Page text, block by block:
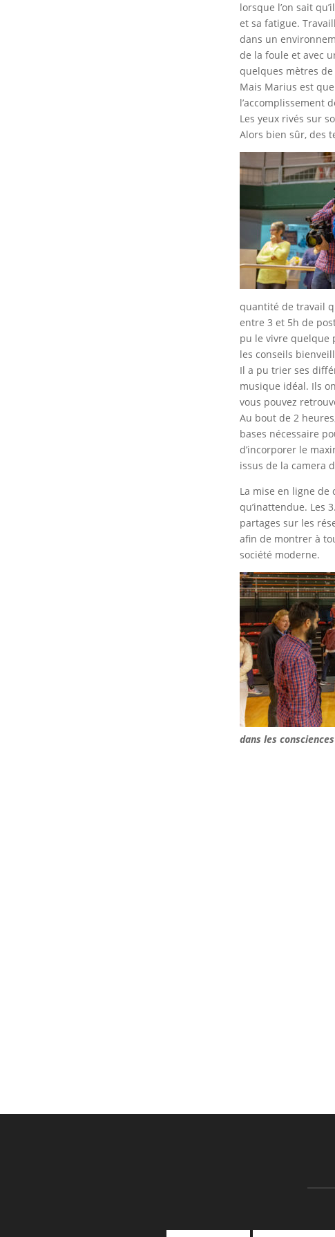
lorsque l’on sait
et sa fatigue.
dans un
de la foule et avec
quelques mètres
Mais Marius est
l’accomplissement
Les yeux rivés sur
Alors bien sûr, des
quantité de travail
entre 3 et 5h de
pu le vivre quelque
les conseils
Il a pu trier ses
musique idéal. Ils
vous pouvez
Au bout de 2
bases nécessaire
d’incorporer le
issus de la camera
La mise en ligne de
qu’inattendue. Les
partages sur les
afin de montrer à
société moderne.
dans les